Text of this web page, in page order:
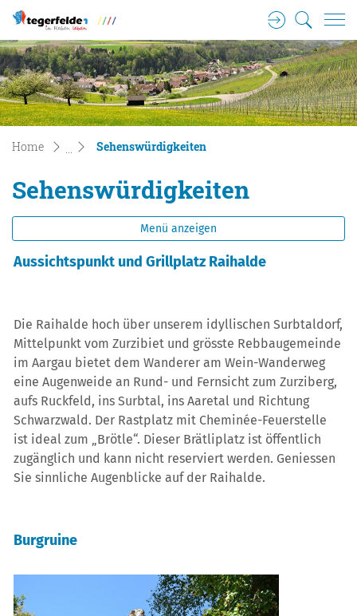
zur Startseite
Direkt zur Hauptnavigation
Direkt zum Inhalt
Direkt zur Suche
Direkt zum Stichwortverzeichnis
Tegerfelden Gemeinde Wappen
LoginSuche
Home Sehenswürdigkeiten(ausgewählt)
Sehenswürdigkeiten
Menü anzeigen
Aussichtspunkt und Grillplatz Raihalde
Die Raihalde hoch über unserem idyllischen Surbtaldorf,
Mittelpunkt vom Zurzibiet und grösste Rebbaugemeinde
im Aargau bietet dem Wanderer am Wein-Wanderweg
eine Augenweide an Rund- und Fernsicht zum Zurziberg,
aufs Ruckfeld, ins Surbtal, ins Aaretal und Richtung
Schwarzwald. Der Rastplatz mit Cheminée-Feuerstelle
ist ideal zum „Brötle“. Dieser Brätliplatz ist öffentlich
zugänglich und kann nicht reserviert werden. Geniessen
Sie sinnliche Augenblicke auf der Raihalde.
Burgruine